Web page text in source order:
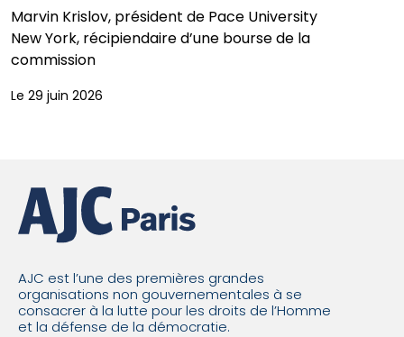
Marvin Krislov, président de Pace University
New York, récipiendaire d’une bourse de la
commission
Le 29 juin 2026
AJC est l’une des premières grandes
organisations non gouvernementales à se
consacrer à la lutte pour les droits de l’Homme
et la défense de la démocratie.